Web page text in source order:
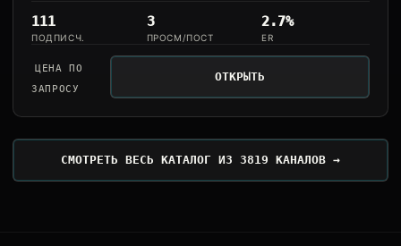
111
ПОДПИСЧ.
3
ПРОСМ/ПОСТ
2.7%
ER
ЦЕНА ПО
ЗАПРОСУ
ОТКРЫТЬ
СМОТРЕТЬ ВЕСЬ КАТАЛОГ ИЗ 3819 КАНАЛОВ →